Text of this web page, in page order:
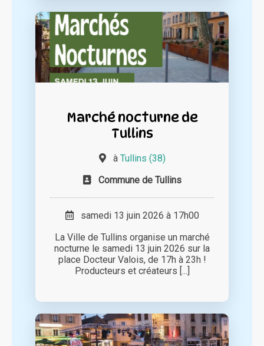
Marché nocturne de
Tullins
à Tullins (38)
Commune de Tullins
samedi 13 juin 2026 à 17h00
La Ville de Tullins organise un marché
nocturne le samedi 13 juin 2026 sur la
place Docteur Valois, de 17h à 23h !
Producteurs et créateurs [...]